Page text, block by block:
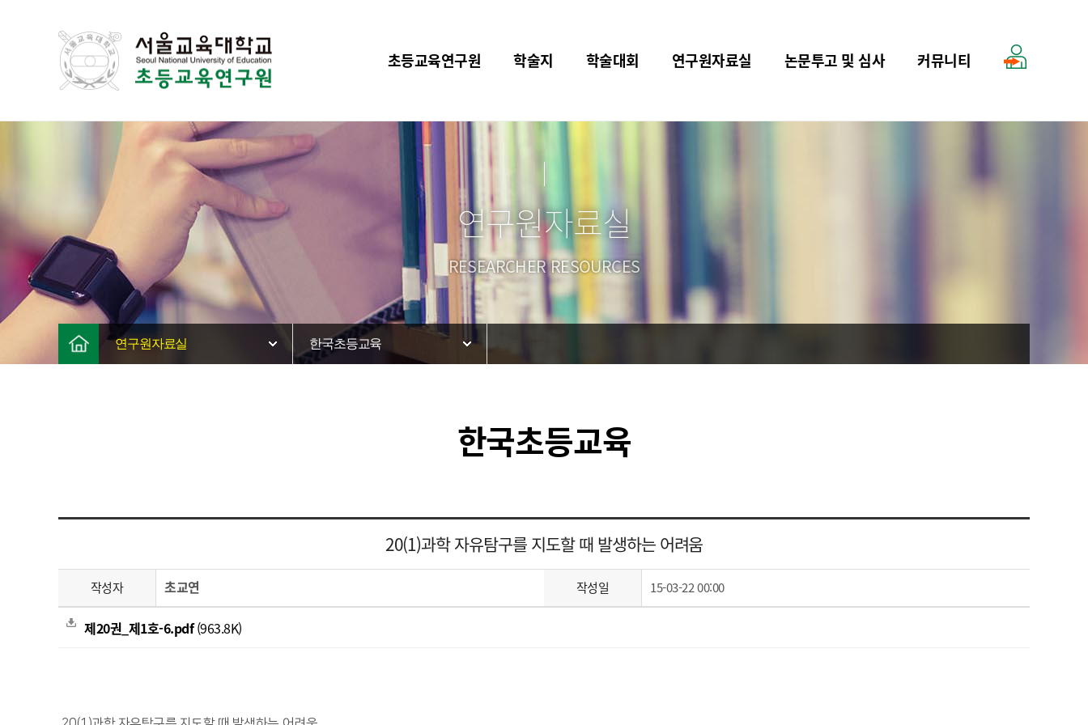
초등교육연구원 학술지 학술대회 연구원자료실 논문투고 및 심사 커뮤니티
연구원자료실
RESEARCHER RESOURCES
연구원자료실 한국초등교육
한국초등교육
20(1)과학 자유탐구를 지도할 때 발생하는 어려움
작성자 초교연 작성일 15-03-22 00:00
제20권_제1호-6.pdf(963.8K)